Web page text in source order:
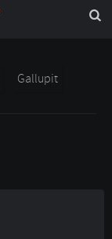
Gallupit